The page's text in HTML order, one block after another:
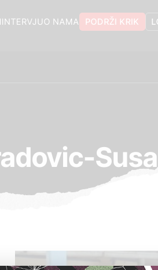
PODRŽI KRIK
O NAMA
INTERVJU